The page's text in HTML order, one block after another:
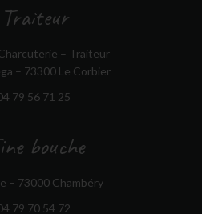
– Traiteur
– 73300 Le Corbier
79 56 71 25
bouche
– 73000 Chambéry
79 70 54 72